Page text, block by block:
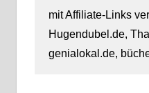
mit Affiliate-Links
Hugendubel.de,
genialokal.de,